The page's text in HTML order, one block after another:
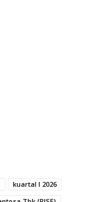
kuartal I 2026